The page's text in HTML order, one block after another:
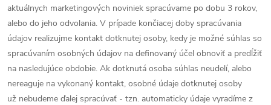
aktuálnych marketingových noviniek spracúvame po dobu 3 rokov,
alebo do jeho odvolania. V prípade končiacej doby spracúvania
údajov realizujme kontakt dotknutej osoby, kedy je možné súhlas so
spracúvaním osobných údajov na definovaný účel obnoviť a predĺžiť
na nasledujúce obdobie. Ak dotknutá osoba súhlas neudelí, alebo
nereaguje na vykonaný kontakt, osobné údaje dotknutej osoby
už nebudeme ďalej spracúvať - tzn. automaticky údaje vyradíme z